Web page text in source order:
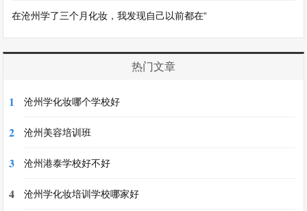
在沧州学了三个月化妆，我发现自己以前都在“
热门文章
1 沧州学化妆哪个学校好
2 沧州美容培训班
3 沧州港泰学校好不好
4 沧州学化妆培训学校哪家好